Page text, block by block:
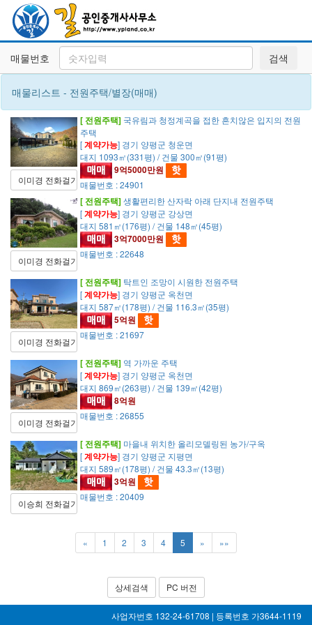
매물번호 검색
매물리스트 - 전원주택/별장(매매)
[ 전원주택] 국유림과 청정계곡을 접한 흔치않은 입지의 전원
주택
[계약가능] 경기 양평군 청운면
대지 1093㎡(331평) / 건물 300㎡(91평)
9억5000만원
매물번호 : 24901
이미경 전화걸기
[ 전원주택]생활편리한 산자락 아래 단지내 전원주택
[계약가능] 경기 양평군 강상면
대지 581㎡(176평) / 건물 148㎡(45평)
3억7000만원
매물번호 : 22648
이미경 전화걸기
[ 전원주택] 탁트인 조망이 시원한 전원주택
[계약가능] 경기 양평군 옥천면
대지 587㎡(178평) / 건물 116.3㎡(35평)
5억원
매물번호 : 21697
이미경 전화걸기
[ 전원주택] 역 가까운 주택
[계약가능] 경기 양평군 옥천면
대지 869㎡(263평) / 건물 139㎡(42평)
8억원
매물번호 : 26855
이미경 전화걸기
[ 전원주택] 마을내 위치한 올리모델링된 농가/구옥
[계약가능] 경기 양평군 지평면
대지 589㎡(178평) / 건물 43.3㎡(13평)
3억원
매물번호 : 20409
이승희 전화걸기
« 1 2 3 4 5 » »»
상세검색 PC 버전
사업자번호 132-24-61708 | 등록번호 가3644-1119